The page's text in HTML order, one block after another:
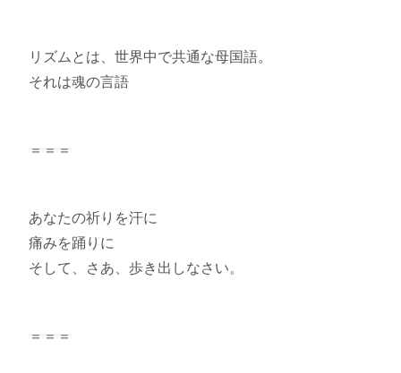
リズムとは、世界中で共通な母国語。
それは魂の言語
＝＝＝
あなたの祈りを汗に
痛みを踊りに
そして、さあ、歩き出しなさい。
＝＝＝